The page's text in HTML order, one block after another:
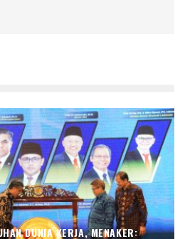
DUNIA KERJA, MENAKER: